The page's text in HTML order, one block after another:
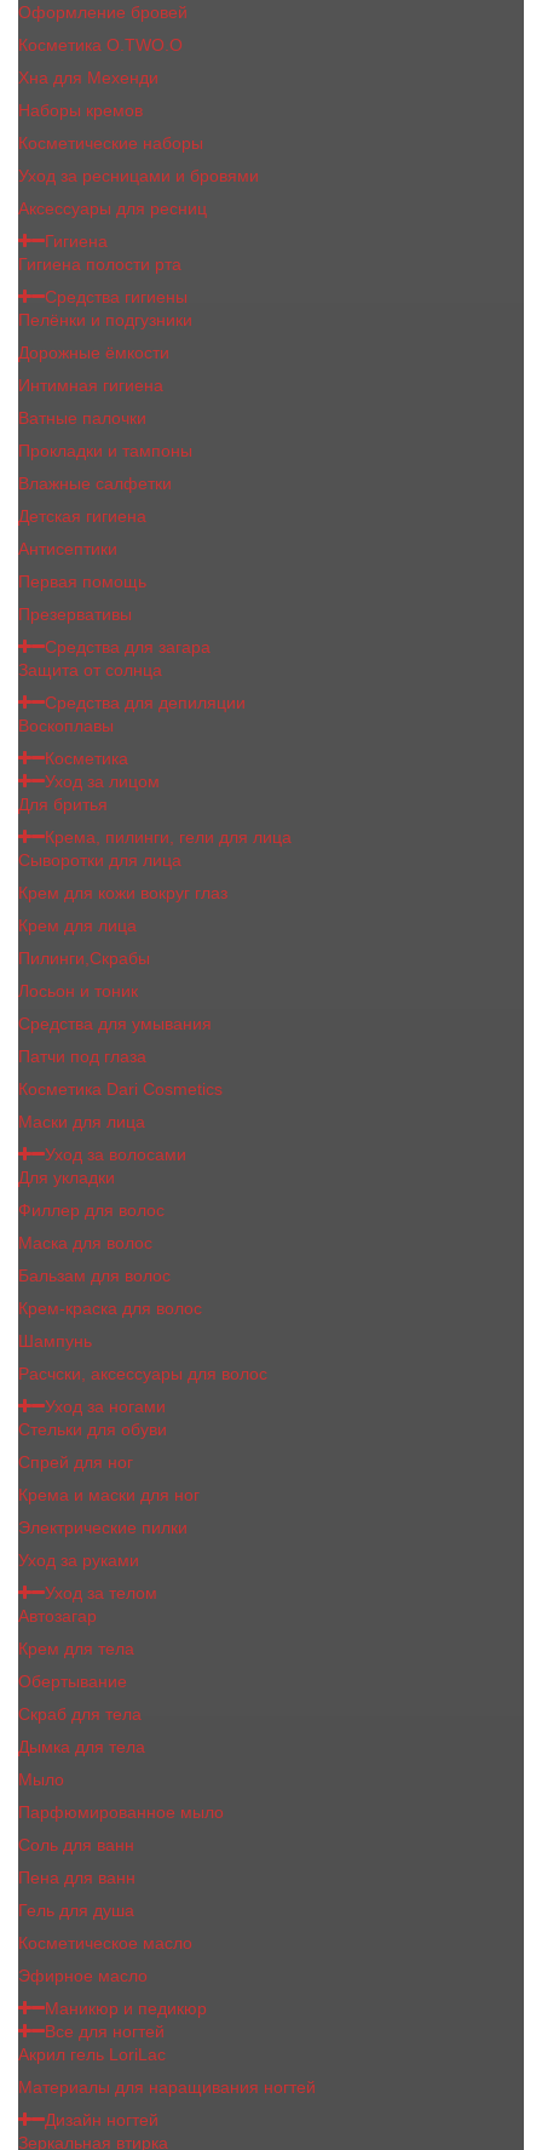
Оформление бровей
Косметика O.TWO.O
Хна для Мехенди
Наборы кремов
Косметические наборы
Уход за ресницами и бровями
Аксессуары для ресниц
Гигиена
Гигиена полости рта
Средства гигиены
Пелёнки и подгузники
Дорожные ёмкости
Интимная гигиена
Ватные палочки
Прокладки и тампоны
Влажные салфетки
Детская гигиена
Антисептики
Первая помощь
Презервативы
Средства для загара
Защита от солнца
Средства для депиляции
Воскоплавы
Косметика
Уход за лицом
Для бритья
Крема, пилинги, гели для лица
Сыворотки для лица
Крем для кожи вокруг глаз
Крем для лица
Пилинги,Скрабы
Лосьон и тоник
Средства для умывания
Патчи под глаза
Косметика Dari Cosmetics
Маски для лица
Уход за волосами
Для укладки
Филлер для волос
Маска для волос
Бальзам для волос
Крем-краска для волос
Шампунь
Расчски, аксессуары для волос
Уход за ногами
Стельки для обуви
Спрей для ног
Крема и маски для ног
Электрические пилки
Уход за руками
Уход за телом
Автозагар
Крем для тела
Обертывание
Скраб для тела
Дымка для тела
Мыло
Парфюмированное мыло
Соль для ванн
Пена для ванн
Гель для душа
Косметическое масло
Эфирное масло
Маникюр и педикюр
Все для ногтей
Акрил гель LoriLac
Материалы для наращивания ногтей
Дизайн ногтей
Зеркальная втирка